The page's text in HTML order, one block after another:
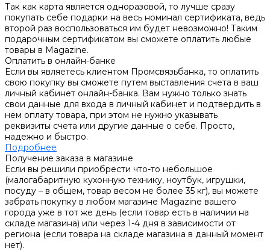
Так как карта является одноразовой, то лучше сразу
покупать себе подарки на весь номинал сертификата, ведь
второй раз воспользоваться им будет невозможно! Таким
подарочным сертификатом вы сможете оплатить любые
товары в Magazine.
Оплатить в онлайн-банке
Если вы являетесь клиентом Промсвязьбанка, то оплатить
свою покупку вы сможете путем выставления счета в ваш
личный кабинет онлайн-банка. Вам нужно только знать
свои данные для входа в личный кабинет и подтвердить в
нем оплату товара, при этом не нужно указывать
реквизиты счета или другие данные о себе. Просто,
надежно и быстро.
Подробнее
Получение заказа в магазине
Если вы решили приобрести что-то небольшое
(малогабаритную кухонную технику, ноутбук, игрушки,
посуду – в общем, товар весом не более 35 кг), вы можете
забрать покупку в любом магазине Magazine вашего
города уже в тот же день (если товар есть в наличии на
складе магазина) или через 1-4 дня в зависимости от
региона (если товара на складе магазина в данный момент
нет).